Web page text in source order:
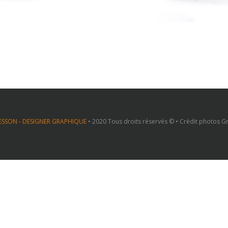
- DESIGNER GRAPHIQUE • 2020 Tous droits réservés © • Crédit photos